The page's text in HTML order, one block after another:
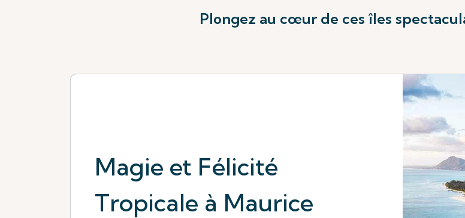
Plongez au cœur de ces îles
Magie et Félicité
Tropicale à Maurice